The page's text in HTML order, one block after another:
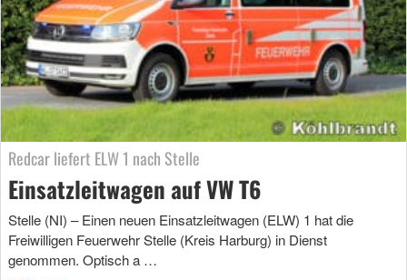
Redcar liefert ELW 1 nach Stelle
Einsatzleitwagen auf VW T6
Stelle (NI) – Einen neuen Einsatzleitwagen (ELW) 1 hat die
Freiwilligen Feuerwehr Stelle (Kreis Harburg) in Dienst
genommen. Optisch a …